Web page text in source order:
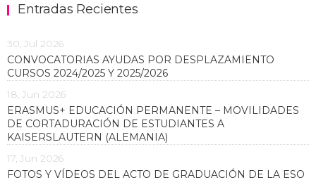
Entradas Recientes
30, Jul 2026
CONVOCATORIAS AYUDAS POR DESPLAZAMIENTO
CURSOS 2024/2025 Y 2025/2026
18, Jun 2026
ERASMUS+ EDUCACIÓN PERMANENTE – MOVILIDADES
DE CORTADURACIÓN DE ESTUDIANTES A
KAISERSLAUTERN (ALEMANIA)
17, Jun 2026
FOTOS Y VÍDEOS DEL ACTO DE GRADUACIÓN DE LA ESO